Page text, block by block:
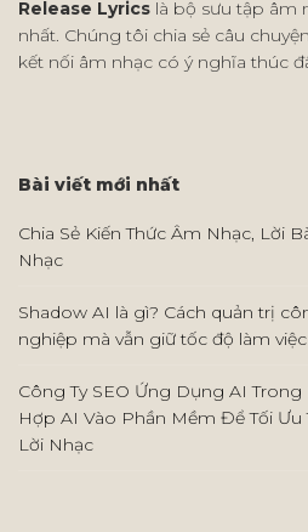
Release Lyrics là bộ sưu tập âm
nhất. Chúng tôi chia sẻ câu
kết nối âm nhạc có ý nghĩa thúc
Bài viết mới nhất
Chia Sẻ Kiến Thức Âm Nhạc, Lời
Nhạc
Shadow AI là gì? Cách quản trị
nghiệp mà vẫn giữ tốc độ làm việc
Công Ty SEO Ứng Dụng AI
Hợp AI Vào Phần Mềm Để Tối Ưu
Lời Nhạc